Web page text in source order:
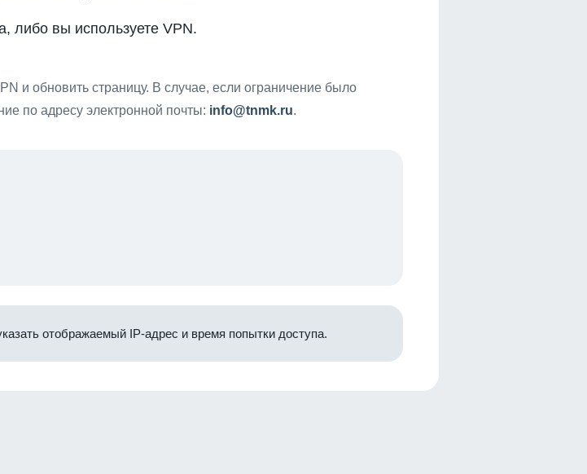
либо вы используете VPN.
и обновить страницу. В случае, если ограничение было
по адресу электронной почты: info@tnmk.ru.
отображаемый IP-адрес и время попытки доступа.